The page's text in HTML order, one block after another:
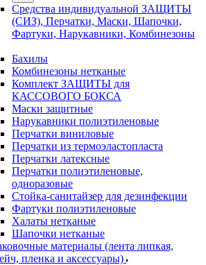
Средства индивидуальной ЗАЩИТЫ
(СИЗ), Перчатки, Маски, Шапочки,
Фартуки, Нарукавники, Комбинезоны
Бахилы
Комбинезоны нетканые
Комплект ЗАЩИТЫ для
КАССОВОГО БОКСА
Маски защитные
Нарукавники полиэтиленовые
Перчатки виниловые
Перчатки из термоэластопласта
Перчатки латексные
Перчатки полиэтиленовые,
одноразовые
Стойка-санитайзер для дезинфекции
Фартуки полиэтиленовые
Халаты нетканые
Шапочки нетканые
материалы (лента липкая,
пленка и аксессуары)